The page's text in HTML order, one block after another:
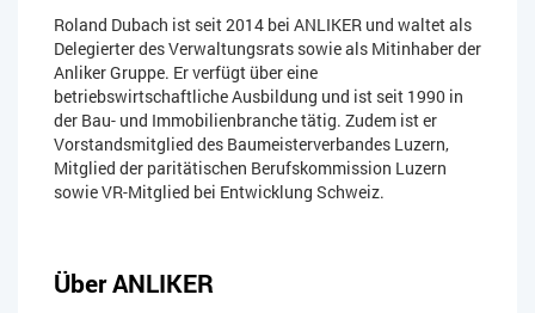
Roland Dubach ist seit 2014 bei ANLIKER und waltet als
Delegierter des Verwaltungsrats sowie als Mitinhaber der
Anliker Gruppe. Er verfügt über eine
betriebswirtschaftliche Ausbildung und ist seit 1990 in
der Bau- und Immobilienbranche tätig. Zudem ist er
Vorstandsmitglied des Baumeisterverbandes Luzern,
Mitglied der paritätischen Berufskommission Luzern
sowie VR-Mitglied bei Entwicklung Schweiz.
ÜberANLIKER